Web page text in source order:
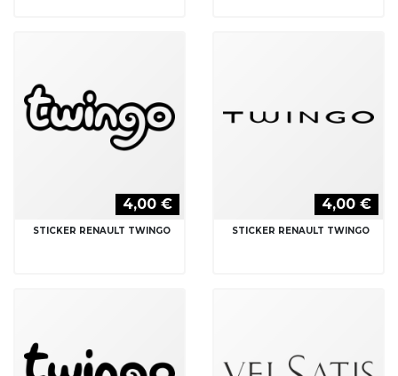
4,00 €
STICKER RENAULT TWINGO
4,00 €
STICKER RENAULT TWINGO